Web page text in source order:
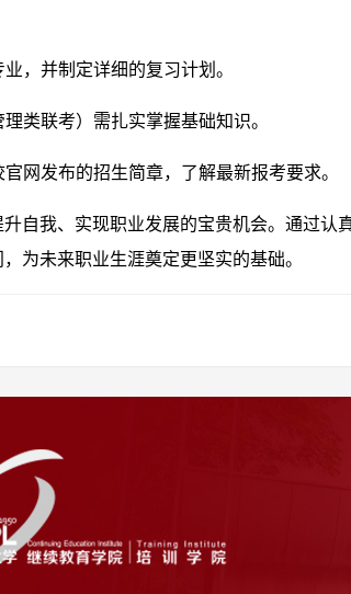
，并制定详细的复习计划。
类联考）需扎实掌握基础知识。
网发布的招生简章，了解最新报考要求。
自我、实现职业发展的宝贵机会。通过认
为未来职业生涯奠定更坚实的基础。